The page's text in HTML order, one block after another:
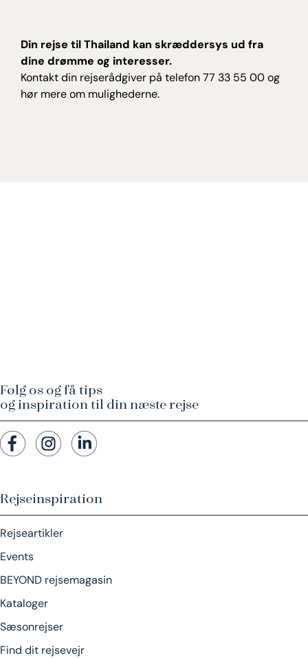
Din rejse til Thailand kan skræddersys ud fra
dine drømme og interesser.
Kontakt din rejserådgiver på telefon 77 33 55 00 og
hør mere om mulighederne.
Rejseinspiration
Rejseartikler
Events
BEYOND rejsemagasin
Kataloger
Sæsonrejser
Find dit rejsevejr
Følg os og få tips
og inspiration til din næste rejse